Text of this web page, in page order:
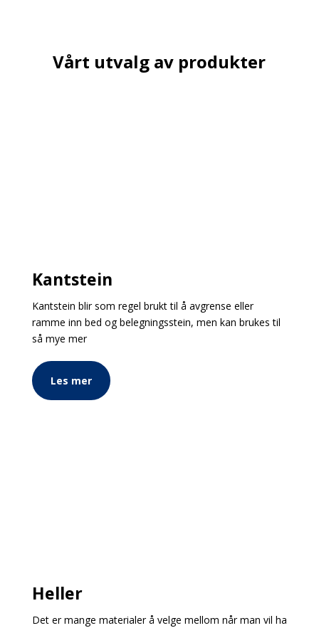
Vårt utvalg av produkter
Kantstein
Kantstein blir som regel brukt til å avgrense eller
ramme inn bed og belegningsstein, men kan brukes til
så mye mer
Les mer
Heller
Det er mange materialer å velge mellom når man vil ha